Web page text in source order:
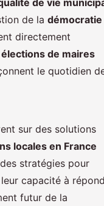
de vie
de la démocratie
directement
de maires
le quotidien
sur des solutions
locales en France
stratégies pour
capacité à
futur de la